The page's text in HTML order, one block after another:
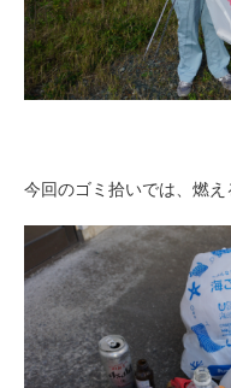
今回のゴミ拾いでは、燃え